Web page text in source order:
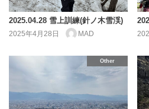
2025.04.28 雪上訓練(針ノ木雪渓)
2025年4月28日 MAD
Other